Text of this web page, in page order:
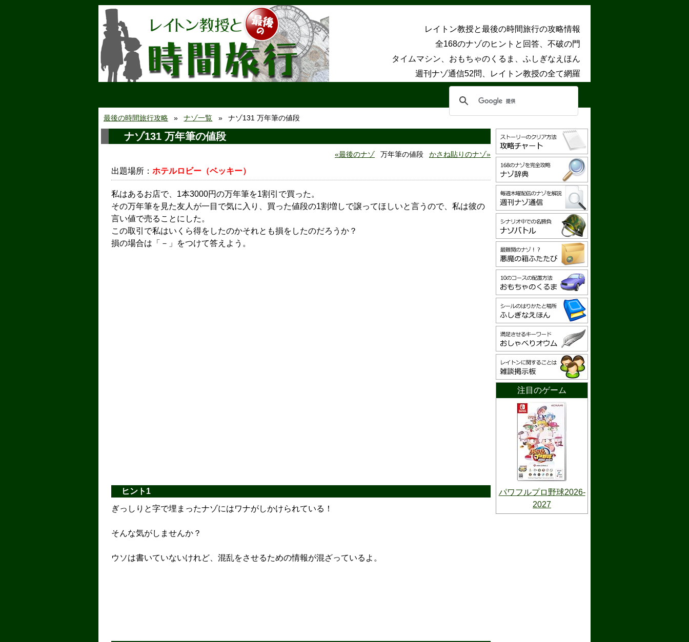
レイトン教授と最後の時間旅行の攻略情報
全168のナゾのヒントと回答、不破の門
タイムマシン、おもちゃのくるま、ふしぎなえほん
週刊ナゾ通信52問、レイトン教授の全て網羅
最後の時間旅行攻略 ナゾ一覧 ナゾ131 万年筆の値段
ナゾ131 万年筆の値段
最後のナゾ 万年筆の値段 かさね貼りのナゾ
出題場所： ホテルロビー（ベッキー）
私はあるお店で、1本3000円の万年筆を1割引で買った。
その万年筆を見た友人が一目で気に入り、買った値段の1割増しで譲ってほしいと言うので、私は彼の
言い値で売ることにした。
この取引で私はいくら得をしたのかそれとも損をしたのだろうか？
損の場合は「－」をつけて答えよう。
ヒント1
ぎっしりと字で埋まったナゾにはワナがしかけられている！
そんな気がしませんか？
ウソは書いていないけれど、混乱をさせるための情報が混ざっているよ。
注目のゲーム
パワフルプロ野球2026-
2027